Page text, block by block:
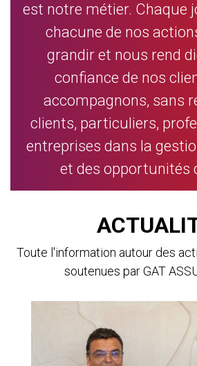
est notre métier. Chaque
chacune de nos
grandir et nous rend
confiance de nos
accompagnons, sans
clients, particuliers,
entreprises dans la
et des opportunités
Toute l'information autour des
soutenues par GAT